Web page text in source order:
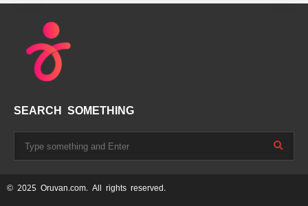
SEARCH SOMETHING
© 2025 Oruvan.com. All rights reserved.